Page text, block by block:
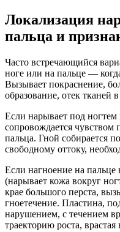
Локализация
пальца и
Часто встречающийся
ноге или на пальце —
Вызывает покраснение,
образование, отек тканей
Если нарывает под ногтем
сопровождается
пальца. Гной собирается
свободному оттоку,
Если нагноение на пальце
(нарывает кожа вокруг
крае большого перста,
гноетечение. Пластина,
нарушением, с течением
траекторию роста,